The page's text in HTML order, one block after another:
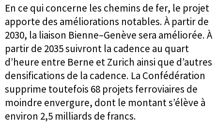
En ce qui concerne les chemins de fer, le projet
apporte des améliorations notables. À partir de
2030, la liaison Bienne–Genève sera améliorée. À
partir de 2035 suivront la cadence au quart
d’heure entre Berne et Zurich ainsi que d’autres
densifications de la cadence. La Confédération
supprime toutefois 68 projets ferroviaires de
moindre envergure, dont le montant s’élève à
environ 2,5 milliards de francs.